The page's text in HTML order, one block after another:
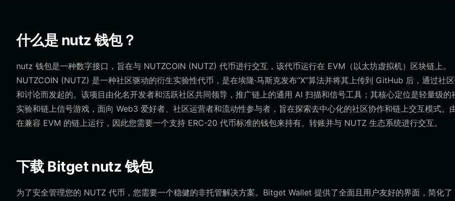
什么是 nutz 钱包？
nutz 钱包是一种数字接口，旨在与 NUTZCOIN (NUTZ) 代币进行交互，该代币运行在 EVM（以太坊虚拟机）区块链上。
NUTZCOIN (NUTZ) 是一种社区驱动的衍生实验性代币，是在埃隆·马斯克发布“X”算法并将其上传到 GitHub 后，通过社
和讨论而发起的。该项目由化名开发者和活跃社区共同领导，推广链上的通用 AI 扫描和信号工具；其核心定位是轻量级的
实验和链上信号游戏，面向 Web3 爱好者、社区运营者和流动性参与者，旨在探索去中心化的社区协作和链上交互模式。
在兼容 EVM 的链上运行，因此您需要一个支持 ERC-20 代币标准的钱包来持有、转账并与 NUTZ 生态系统进行交互。
下载 Bitget nutz 钱包
为了安全管理您的 NUTZ 代币，您需要一个稳健的非托管解决方案。Bitget Wallet 提供了全面且用户友好的界面，简化了